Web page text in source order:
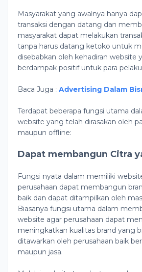
Masyarakat yang awalnya hanya
transaksi dengan datang dan
masyarakat dapat melakukan
tanpa harus datang ketoko untuk
disebabkan oleh kehadiran website
berdampak positif untuk para
Baca Juga : Advertising Dalam
Terdapat beberapa fungsi utama
website yang telah dirasakan oleh
maupun offline:
Dapat membangun Citra
Fungsi nyata dalam memiliki
perusahaan dapat membangun
baik dan dapat ditampilkan oleh
Biasanya fungsi utama dalam
website agar perusahaan dapat
meningkatkan kualitas brand yang
ditawarkan oleh perusahaan baik
maupun jasa.